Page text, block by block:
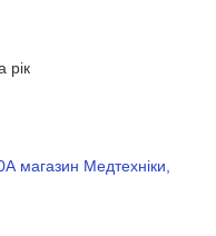
рік
магазин Медтехніки,